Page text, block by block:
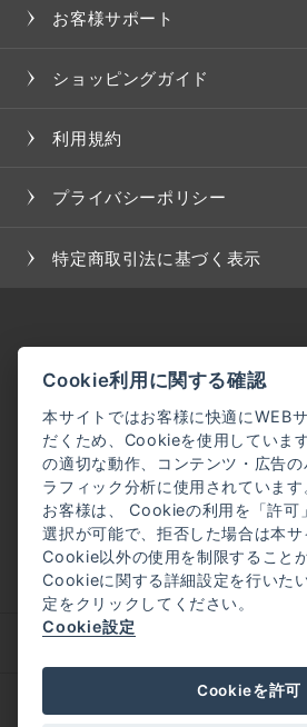
お客様サポート
ショッピングガイド
利用規約
プライバシーポリシー
特定商取引法に基づく表示
企業理念
Cookie利用に関する確認
本サイトではお客様に快適にWEB
だくため、Cookieを使用していま
の適切な動作、コンテンツ・広告
ラフィック分析に使用されています
お客様は、 Cookieの利用を「許可
選択が可能で、拒否した場合は本
Cookie以外の使用を制限すること
Cookieに関する詳細設定を行いた
定をクリックしてください。
Cookie設定
Cookieを許可